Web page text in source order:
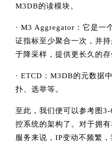
M3DB的读模块。
· M3 Aggregator：它是一
证指标至少聚合一次，并
于降采样，提供更长久的存
· ETCD：M3DB的元数据
扑、选举等。
至此，我们便可以参考图
控系统的架构了。对于拥
服务来说，IP变动不频繁